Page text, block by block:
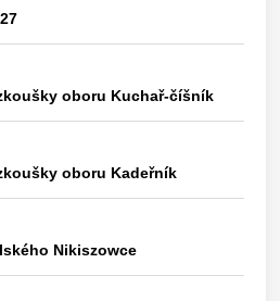
oboru Kuchař-číšník
oboru Kadeřník
Nikiszowce